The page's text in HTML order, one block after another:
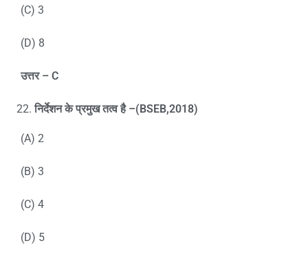
(C) 3
(D) 8
उत्तर – C
निर्देशन के प्रमुख तत्व है –(BSEB,2018)
(A) 2
(B) 3
(C) 4
(D) 5